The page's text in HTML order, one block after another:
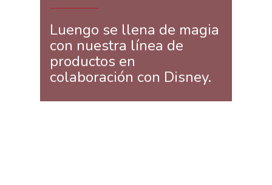
Luengo se llena de magia
con nuestra línea de
productos en
colaboración con Disney.